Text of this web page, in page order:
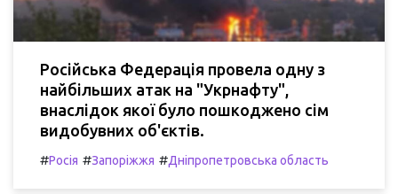
Російська Федерація провела одну з
найбільших атак на "Укрнафту",
внаслідок якої було пошкоджено сім
видобувних об'єктів.
#Росія #Запоріжжя #Дніпропетровська область